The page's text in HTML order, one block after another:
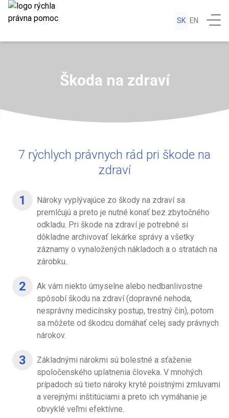
SK EN
Škoda na zdraví
7 rýchlych právnych rád pri škode na
zdraví
Nároky vyplývajúce zo škody na zdraví sa
premlčujú a preto je nutné konať bez zbytočného
odkladu. Pri škode na zdraví je potrebné si
dôkladne archivovať lekárke správy a všetky
záznamy o vynaložených nákladoch a o stratách na
zárobku.
Ak vám niekto úmyselne alebo nedbanlivostne
spôsobí škodu na zdraví (dopravné nehoda,
nesprávny medicínsky postup, trestný čin), potom
sa môžete od škodcu domáhať celej sady právnych
nárokov.
Základnými nárokmi sú bolestné a sťaženie
spoločenského uplatnenia človeka. V mnohých
prípadoch sú tieto nároky kryté poistnými zmluvami
a verejnými inštitúciami a preto ich vymáhanie je
obvyklé veľmi efektívne.